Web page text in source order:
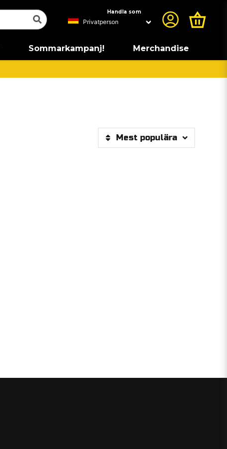
Handla som
Sommarkampanj! Merchandise
Mest populära